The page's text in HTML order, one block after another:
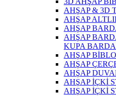
AHŞAP & 3D
AHŞAP
AHŞAP
AHŞAP
KUPA
AHŞAP BİBLO
AHŞAP
AHŞAP
AHŞAP İÇKİ
AHŞAP İÇKİ